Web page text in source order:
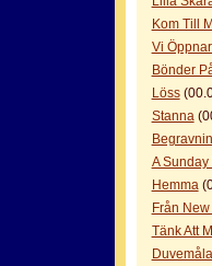
Kom Till
Vi
Bönder
Löss
Stanna
A Sunday
Hemma
Från
Tänk Att